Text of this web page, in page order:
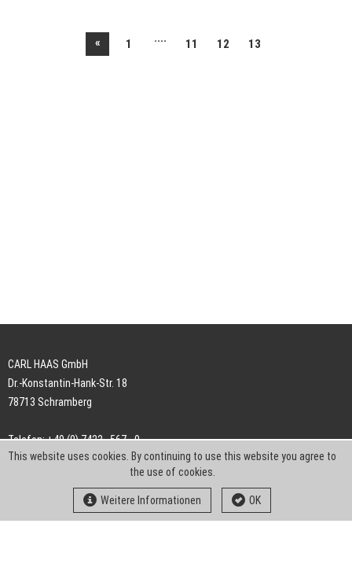
« 1 .... 11 12 13
CARL HAAS GmbH
Dr.-Konstantin-Hank-Str. 18
78713 Schramberg
Telefon: +49 (0) 7422 . 567 - 0
Telefax: +49 (0) 7422 . 567 - 239
info-ch@kern-liebers.com
This website uses cookies. By continuing to use this website you agree to
the use of cookies.
Weitere Informationen OK